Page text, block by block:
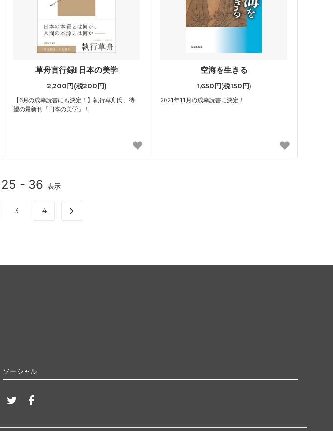
草舟言行録Ⅰ 日本の美学
2,200円(税200円)
【6月の成幸読書にも決定！】執行草舟氏、待
望の最新刊『日本の美学』！
空海を生きる
1,650円(税150円)
2021年11月の成幸読書に決定！
25 - 36 表示
3 4
ソーシャル